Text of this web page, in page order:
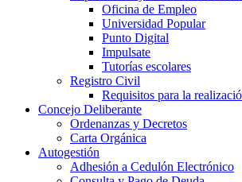
Oficina de Empleo
Universidad Popular
Punto Digital
Impulsate
Tutorías escolares
Registro Civil
Requisitos para la
Concejo Deliberante
Ordenanzas y Decretos
Carta Orgánica
Autogestión
Adhesión a Cedulón Electrónico